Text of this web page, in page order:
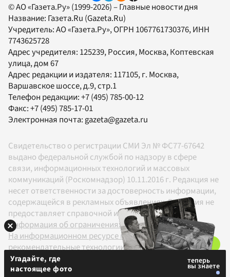
© АО «Газета.Ру» (1999-2026) – Главные новости дня
Название: Газета.Ru (Gazeta.Ru)
Учредитель:АО «Газета.Ру», ОГРН 1067761730376, ИНН
7743625728
Адрес учредителя: 125239, Россия, Москва, Коптевская
улица, дом 67
Адрес редакции и издателя: 117105, г. Москва,
Варшавское шоссе, д.9, стр.1
Телефон редакции:+7 (495) 785-00-12
Факс:+7 (495) 785-17-01
Электронная почта:gazeta@gazeta.ru
Свидетельство о регистрации СМИ Эл № ФС77-67642
выдано федеральной службой по надзору в сфере
связи, информационных технологий и массовых
коммуникаций (Роскомнадзор) 10.11.2016 г. Редакция не
несет ответственности за достоверность информации,
содержащейся в рекламных объявлениях. Редакция не
предоставляет справочной информации.
Информация об ограничениях
На информационном ресурсе применяются
рекомендательные технологии в соответствии с
Правилами
Угадайте, где
настоящее фото